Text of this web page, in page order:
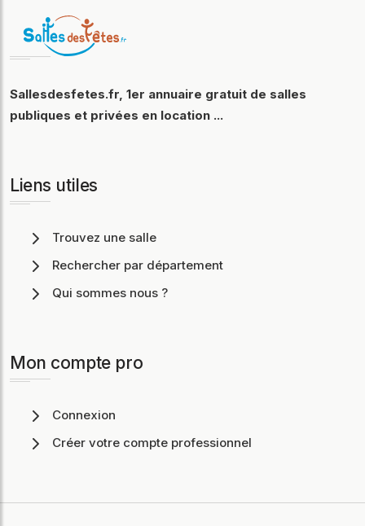
Sallesdesfetes.fr, 1er annuaire gratuit de salles
publiques et privées en location ...
Liens utiles
Trouvez une salle
Rechercher par département
Qui sommes nous ?
Mon compte pro
Connexion
Créer votre compte professionnel